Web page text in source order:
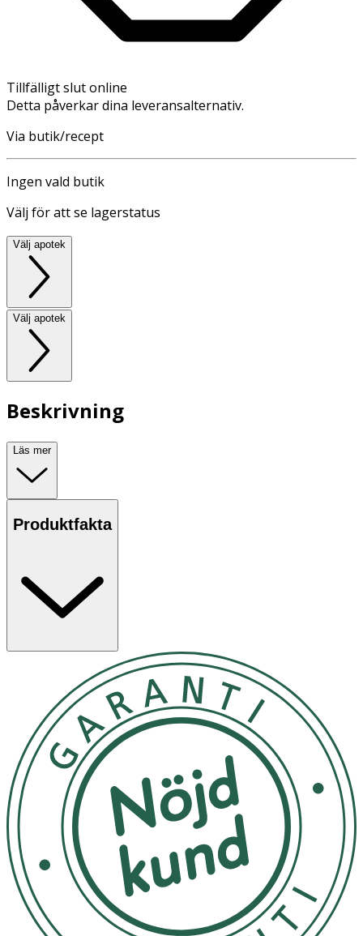
Tillfälligt slut online
Detta påverkar dina leveransalternativ.
Via butik/recept
Ingen vald butik
Välj för att se lagerstatus
Välj apotek
Välj apotek
Beskrivning
Läs mer
Produktfakta